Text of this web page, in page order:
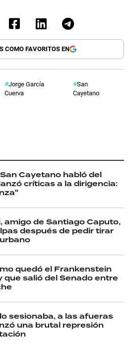
COMO FAVORITOS EN
Jorge García
Cuerva
San
Cayetano
Cayetano habló del
críticas a la dirigencia:
amigo de Santiago Caputo,
después de pedir tirar
quedó el Frankenstein
que salió del Senado entre
sesionaba, a las afueras
una brutal represión